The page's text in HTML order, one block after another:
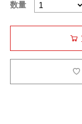
数量